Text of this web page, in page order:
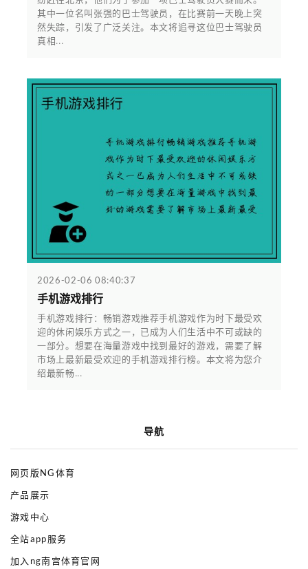
其中一位名叫张强的巴士驾驶员，在比赛前一天晚上突
然失踪，引发了广泛关注。本文将追寻这位巴士驾驶员
真相...
2026-02-06 08:40:37
手机游戏排行
手机游戏排行：畅销游戏推荐手机游戏作为时下最受欢
迎的休闲娱乐方式之一，已成为人们生活中不可或缺的
一部分。想要在海量游戏中找到最好的游戏，需要了解
市场上最新最受欢迎的手机游戏排行榜。本文将为您介
绍最新畅...
导航
网页版NG体育
产品展示
游戏中心
全站app服务
加入ng南宫体育官网